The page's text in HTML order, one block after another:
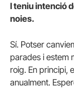
I teniu intenció
noies.
Sí. Potser
parades i estem
roig. En principi,
anualment.